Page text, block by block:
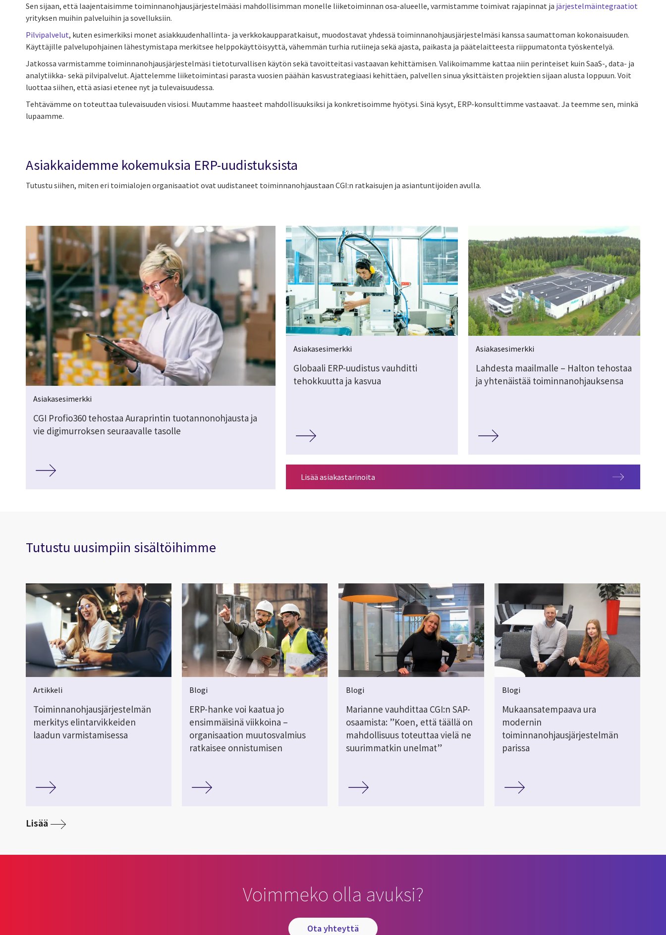
Sen sijaan, että laajentaisimme toiminnanohjausjärjestelmääsi mahdollisimman monelle liiketoiminnan osa-alueelle, varmistamme toimivat rajapinnat ja järjestelmäintegraatiot
yrityksen muihin palveluihin ja sovelluksiin.
Pilvipalvelut, kuten esimerkiksi monet asiakkuudenhallinta- ja verkkokaupparatkaisut, muodostavat yhdessä toiminnanohjausjärjestelmäsi kanssa saumattoman kokonaisuuden.
Käyttäjille palvelupohjainen lähestymistapa merkitsee helppokäyttöisyyttä, vähemmän turhia rutiineja sekä ajasta, paikasta ja päätelaitteesta riippumatonta työskentelyä.
Jatkossa varmistamme toiminnanohjausjärjestelmäsi tietoturvallisen käytön sekä tavoitteitasi vastaavan kehittämisen. Valikoimamme kattaa niin perinteiset kuin SaaS-, data- ja
analytiikka- sekä pilvipalvelut. Ajattelemme liiketoimintasi parasta vuosien päähän kasvustrategiaasi kehittäen, palvellen sinua yksittäisten projektien sijaan alusta loppuun. Voit
luottaa siihen, että asiasi etenee nyt ja tulevaisuudessa.
Tehtävämme on toteuttaa tulevaisuuden visiosi. Muutamme haasteet mahdollisuuksiksi ja konkretisoimme hyötysi. Sinä kysyt, ERP-konsulttimme vastaavat. Ja teemme sen, minkä
lupaamme.
Asiakkaidemme kokemuksia ERP-uudistuksista
Tutustu siihen, miten eri toimialojen organisaatiot ovat uudistaneet toiminnanohjaustaan CGI:n ratkaisujen ja asiantuntijoiden avulla.
Asiakasesimerkki
CGI Profio360 tehostaa Auraprintin tuotannonohjausta ja
vie digimurroksen seuraavalle tasolle
Asiakasesimerkki
Globaali ERP-uudistus vauhditti
tehokkuutta ja kasvua
Asiakasesimerkki
Lahdesta maailmalle – Halton tehostaa
ja yhtenäistää toiminnanohjauksensa
Lisää asiakastarinoita
Tutustu uusimpiin sisältöihimme
Artikkeli
Toiminnanohjausjärjestelmän
merkitys elintarvikkeiden
laadun varmistamisessa
Blogi
ERP-hanke voi kaatua jo
ensimmäisinä viikkoina –
organisaation muutosvalmius
ratkaisee onnistumisen
Blogi
Marianne vauhdittaa CGI:n SAP-
osaamista: ”Koen, että täällä on
mahdollisuus toteuttaa vielä ne
suurimmatkin unelmat”
Blogi
Mukaansatempaava ura
modernin
toiminnanohjausjärjestelmän
parissa
Lisää
Voimmeko olla avuksi?
ota yhteyttä